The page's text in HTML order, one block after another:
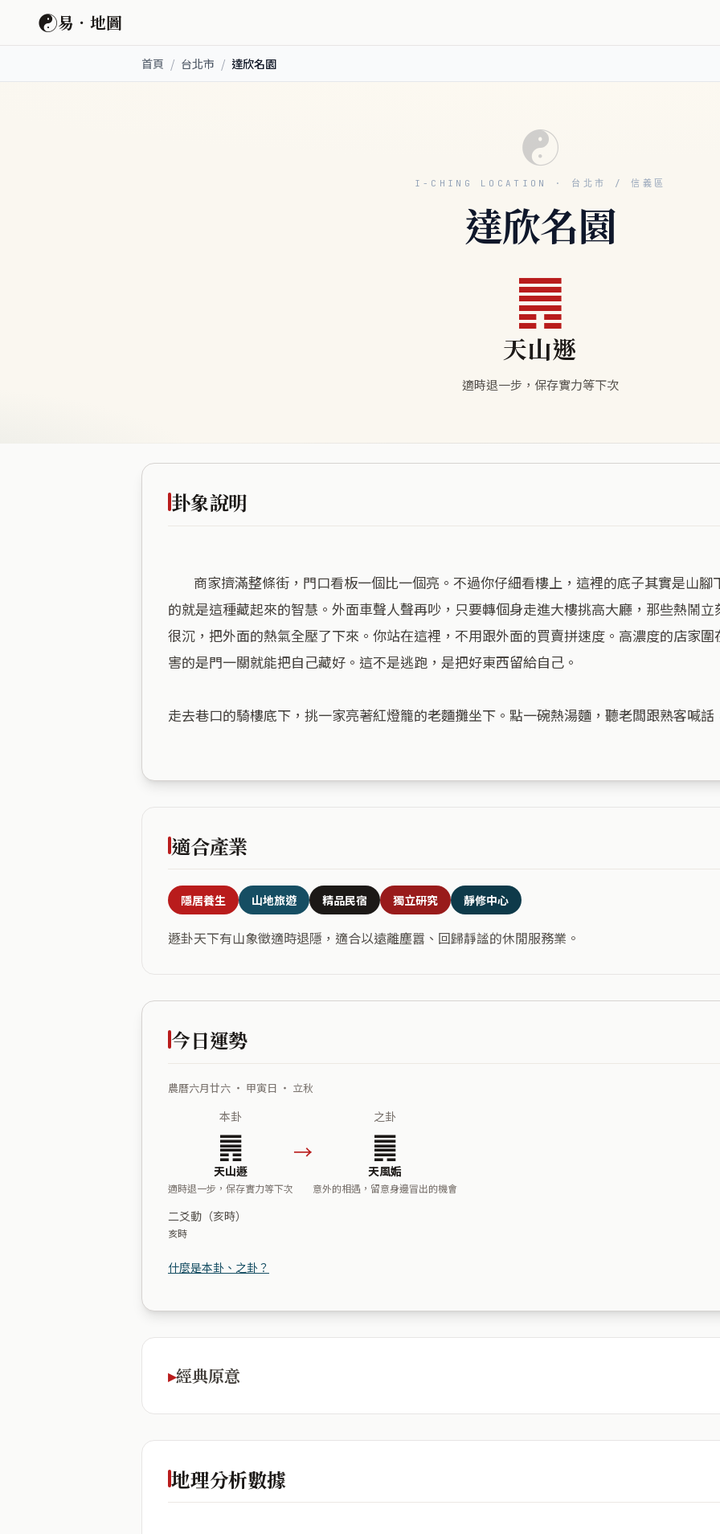
☯易．地圖
首頁 / 台北市 / 達欣名園
☯
I-CHING LOCATION · 台北市 / 信義區
達欣名園
䷠
天山遯
適時退一步，保存實力等下次
卦象說明
的就是這種藏起來的智慧。外面車聲人聲再吵，只要轉個身走進大樓挑高大廳，那些熱鬧
很沉，把外面的熱氣全壓了下來。你站在這裡，不用跟外面的買賣拼速度。高濃度的店家
害的是門一關就能把自己藏好。這不是逃跑，是把好東西留給自己。
走去巷口的騎樓底下，挑一家亮著紅燈籠的老麵攤坐下。點一碗熱湯麵，聽老闆跟熟客喊
適合產業
隱居養生 山地旅遊 精品民宿 獨立研究 靜修中心
遯卦天下有山象徵適時退隱，適合以遠離塵囂、回歸靜謐的休閒服務業。
今日運勢
農曆六月廿六 ・ 甲寅日 ・ 立秋
本卦
䷠
天山遯
適時退一步，保存實力等下次
→
之卦
䷫
天風姤
意外的相遇，留意身邊冒出的機會
二爻動（亥時）
亥時
什麼是本卦、之卦？
經典原意
地理分析數據